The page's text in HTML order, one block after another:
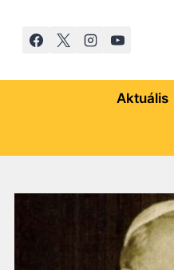
Aktuális